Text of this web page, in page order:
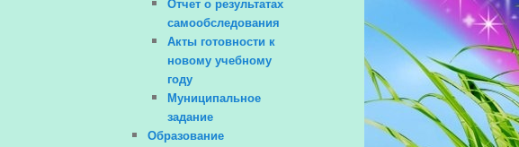
самообследования
Акты готовности к
новому учебному
году
Муниципальное
задание
Образование